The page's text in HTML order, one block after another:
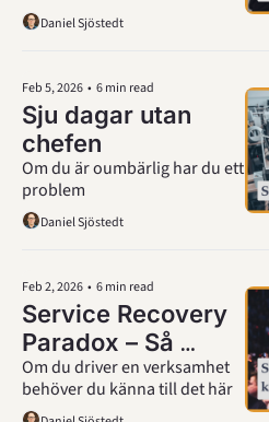
inte säger det
Daniel Sjöstedt
Feb 5, 2026 • 6 min read
Sju dagar utan
chefen
Om du är oumbärlig har du ett
problem
Daniel Sjöstedt
Feb 2, 2026 • 6 min read
Service Recovery
Paradox – Så
skapar du
superfans av
Om du driver en verksamhet
behöver du känna till det här